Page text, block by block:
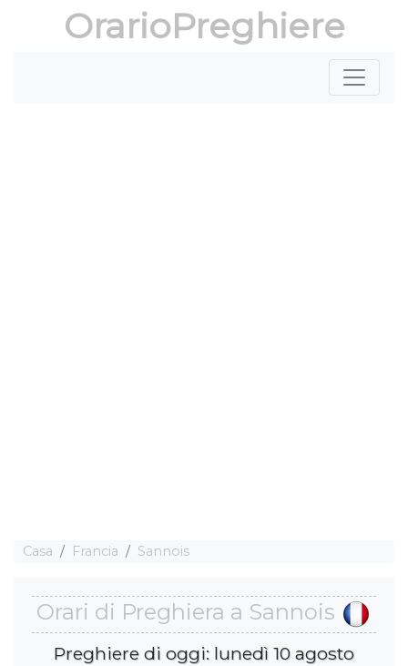
OrarioPreghiere
Casa Francia Sannois
Orari di Preghiera a Sannois
Preghiere di oggi: lunedì 10 agosto